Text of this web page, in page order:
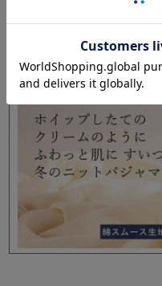
天然繊維 綿100％